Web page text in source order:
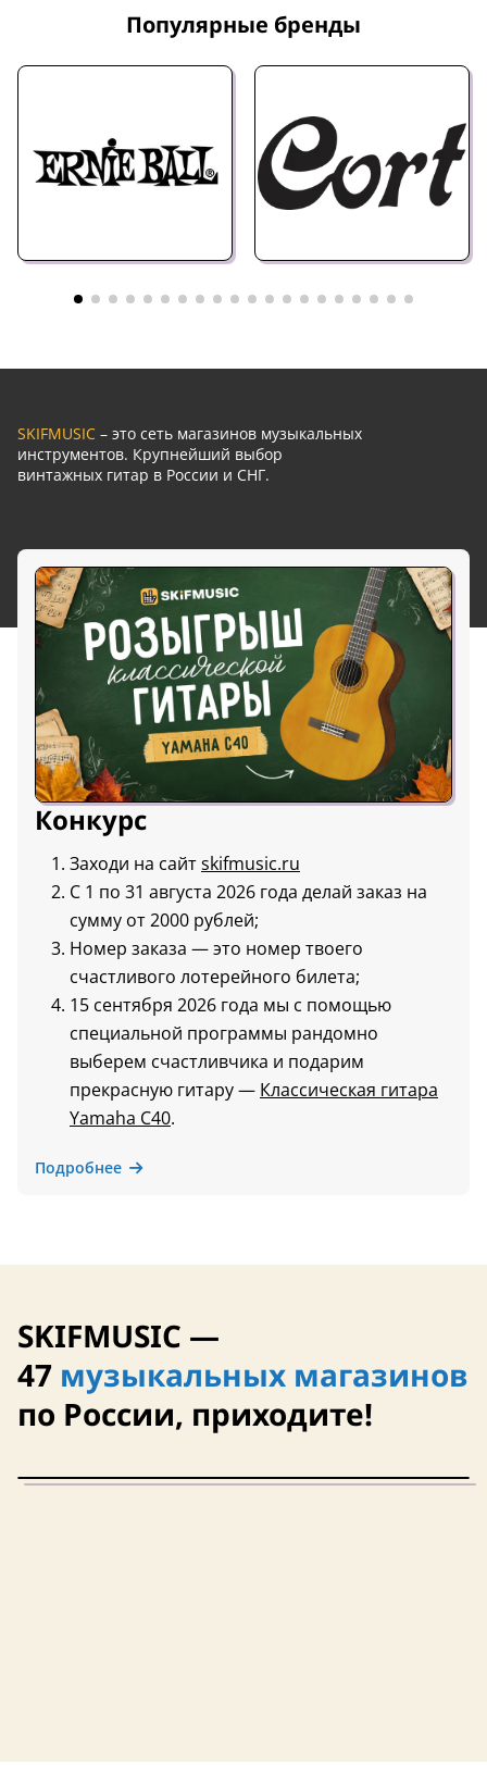
Популярные бренды
SKIFMUSIC – это сеть магазинов музыкальных
инструментов. Крупнейший выбор
винтажных гитар в России и СНГ.
Конкурс
Заходи на сайтskifmusic.ru
С 1 по 31 августа 2026 года делай заказ на
сумму от 2000 рублей;
Номер заказа — это номер твоего
счастливого лотерейного билета;
15 сентября 2026 года мы с помощью
специальной программы рандомно
выберем счастливчика и подарим
прекрасную гитару — Классическая гитара
Yamaha C40.
Подробнее
SKIFMUSIC —
47 музыкальных магазинов
по России, приходите!